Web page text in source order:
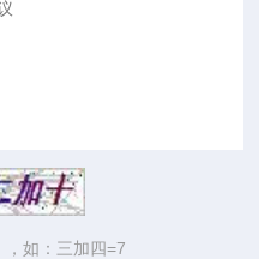
如：三加四=7